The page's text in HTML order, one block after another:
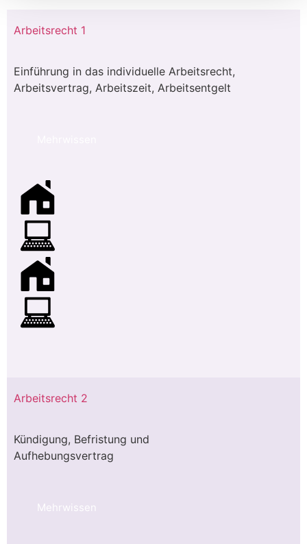
Arbeitsrecht 1
Einführung in das individuelle Arbeitsrecht,
Arbeitsvertrag, Arbeitszeit, Arbeitsentgelt
Arbeitsrecht 2
Kündigung, Befristung und
Aufhebungsvertrag
Mehrwissen